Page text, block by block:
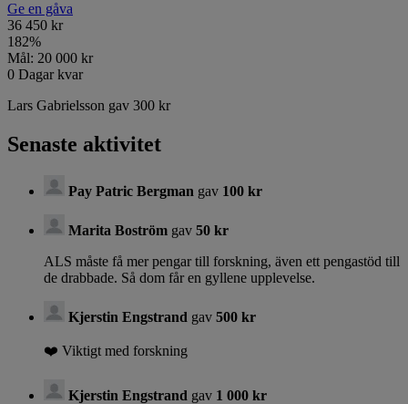
Ge en gåva
36 450 kr
182%
Mål: 20 000 kr
0 Dagar kvar
Lars Gabrielsson gav 300 kr
Senaste aktivitet
Pay Patric Bergman gav 100 kr
Marita Boström gav 50 kr
ALS måste få mer pengar till forskning, även ett pengastöd till
de drabbade. Så dom får en gyllene upplevelse.
Kjerstin Engstrand gav 500 kr
❤️ Viktigt med forskning
Kjerstin Engstrand gav 1 000 kr